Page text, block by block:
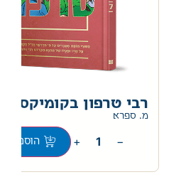
רבי טרפון בקומיקס
מ. ספרא
−
+ הוספה